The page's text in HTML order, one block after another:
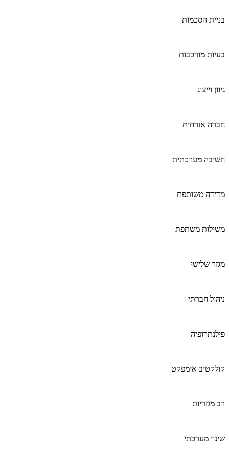
בניית הסכמות
בעיות מורכבות
גיוון וייצוג
חברה אזרחית
חשיבה מערכתית
מדידה משותפת
משילות משתפת
מגזר שלישי
ניהול חברתי
פילנתרופיה
קולקטיב אימפקט
רב מגזריות
שינוי מערכתי